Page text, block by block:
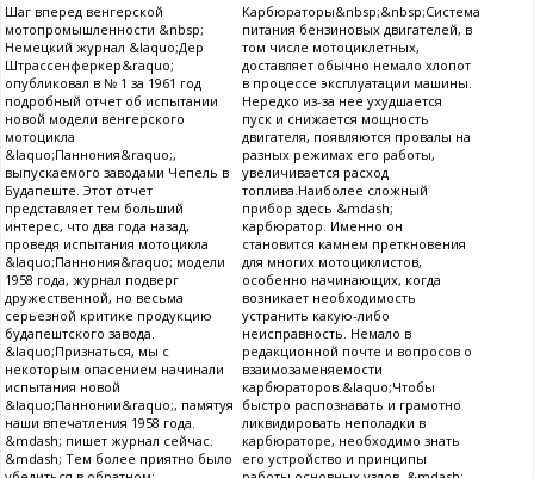
Шаг вперед венгерской
мотопромышленности &nbsp;
Немецкий журнал &laquo;Дер
Штрассенферкер&raquo;
опубликовал в № 1 за 1961 год
подробный отчет об испытании
новой модели венгерского
мотоцикла
&laquo;Паннония&raquo;,
выпускаемого заводами Чепель в
Будапеште. Этот отчет
представляет тем больший
интерес, что два года назад,
проведя испытания мотоцикла
&laquo;Паннония&raquo; модели
1958 года, журнал подверг
дружественной, но весьма
серьезной критике продукцию
будапештского завода.
&laquo;Признаться, мы с
некоторым опасением начинали
испытания новой
&laquo;Паннонии&raquo;, памятуя
наши впечатления 1958 года.
&mdash; пишет журнал сейчас.
&mdash; Тем более приятно было
Карбюраторы&nbsp;&nbsp;Система
питания бензиновых двигателей, в
том числе мотоциклетных,
доставляет обычно немало хлопот
в процессе эксплуатации машины.
Нередко из-за нее ухудшается
пуск и снижается мощность
двигателя, появляются провалы на
разных режимах его работы,
увеличивается расход
топлива.Наиболее сложный
прибор здесь &mdash;
карбюратор. Именно он
становится камнем преткновения
для многих мотоциклистов,
особенно начинающих, когда
возникает необходимость
устранить какую-либо
неисправность. Немало в
редакционной почте и вопросов о
взаимозаменяемости
карбюраторов.&laquo;Чтобы
быстро распознавать и грамотно
ликвидировать неполадки в
карбюраторе, необходимо знать
его устройство и принципы